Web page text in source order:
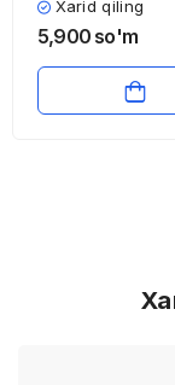
tashkil etilishi
Xarid qiling
5,900 so'm